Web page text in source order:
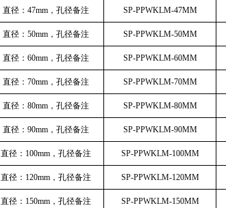
直径：47mm，孔径备注 SP-PPWKLM-47MM
直径：50mm，孔径备注 SP-PPWKLM-50MM
直径：60mm，孔径备注 SP-PPWKLM-60MM
直径：70mm，孔径备注 SP-PPWKLM-70MM
直径：80mm，孔径备注 SP-PPWKLM-80MM
直径：90mm，孔径备注 SP-PPWKLM-90MM
直径：100mm，孔径备注 SP-PPWKLM-100MM
直径：120mm，孔径备注 SP-PPWKLM-120MM
直径：150mm，孔径备注 SP-PPWKLM-150MM